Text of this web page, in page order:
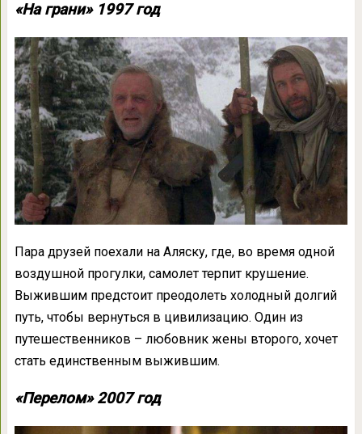
«На грани» 1997 год
Пара друзей поехали на Аляску, где, во время одной
воздушной прогулки, самолет терпит крушение.
Выжившим предстоит преодолеть холодный долгий
путь, чтобы вернуться в цивилизацию. Один из
путешественников – любовник жены второго, хочет
стать единственным выжившим.
«Перелом» 2007 год